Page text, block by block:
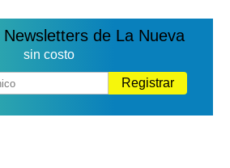
de La Nueva
sin costo
Registrar